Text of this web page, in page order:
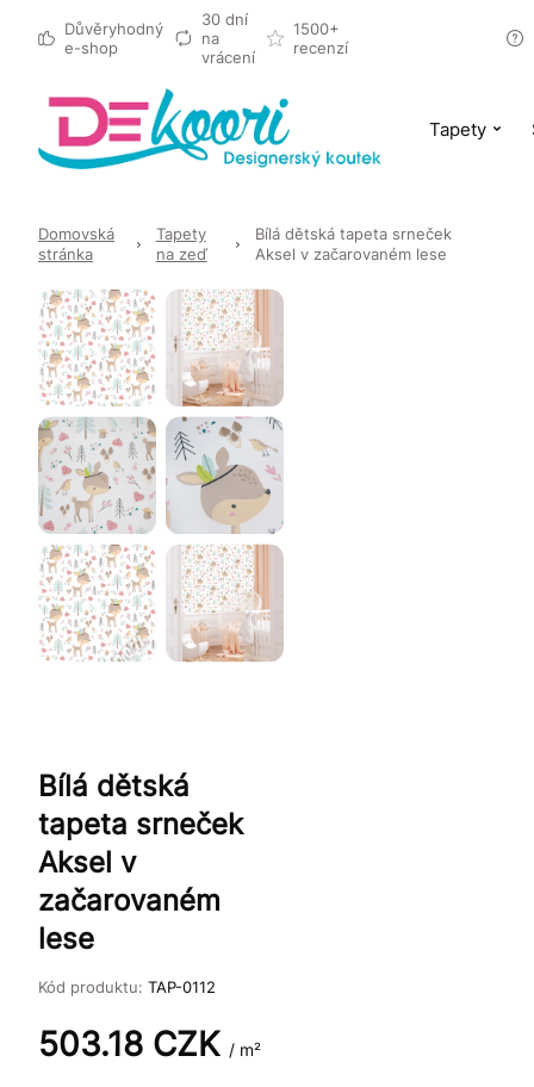
Důvěryhodný
e-shop
30 dní
na
vrácení
1500+
recenzí
Tapety
Domovská
stránka
Tapety
na zeď
Bílá dětská tapeta srneček
Aksel v začarovaném lese
Bílá dětská
tapeta srneček
Aksel v
začarovaném
lese
Kód produktu: TAP-0112
503.18 CZK / m²